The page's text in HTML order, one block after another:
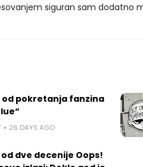
siguran sam dodatno
od pokretanja fanzina
26 DAYS AGO
od dve decenije Oops!